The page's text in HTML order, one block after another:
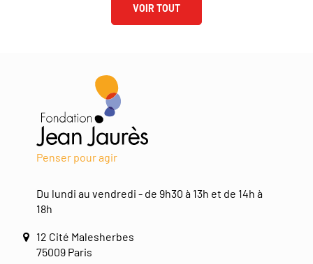
VOIR TOUT
Penser pour agir
Du lundi au vendredi - de 9h30 à 13h et de 14h à
18h
12 Cité Malesherbes
75009 Paris